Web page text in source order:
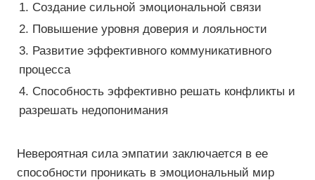
1. Создание сильной эмоциональной связи
2. Повышение уровня доверия и лояльности
3. Развитие эффективного коммуникативного
процесса
4. Способность эффективно решать конфликты и
разрешать недопонимания
Невероятная сила эмпатии заключается в ее
способности проникать в эмоциональный мир